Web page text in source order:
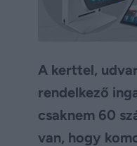
A kerttel,
rendelkező
csaknem 60
van, hogy